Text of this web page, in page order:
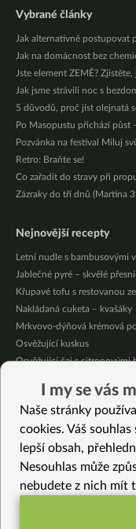
Vybrané články
Jak alternativně postupovat
Jak na domácnost bez
Jste element ZEMĚ?
Jak jsme strávili noc s
5 důvodů, proč jíst olejnatá
Po Masopustu přichází půst
Pozvánka na festival Miluj
Retro: Braňte se!
Co zařadit do stravy při
Zázraky do tří dnů (Martina
Nejnovější recepty
Letní nudle s bambusovými
Jablečné pyré – skvělé
Křupavé tofu s restovanou
Nakládaná cuketa – kvašáky
Mrkvovo-dýňová krémová
Osvěžující kuskus
Osvěžující čaj s citronovými
Čokoládové muffiny s
Meruňky a jablka v
Vybrané recepty
Lotos v kuchyni – léčí kašel
I my se vás
Naše stránky
cookies. Váš
lepší obsah,
Nesouhlas může
nebudete z nich mít